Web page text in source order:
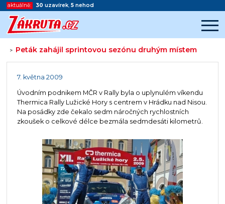
aktuálně: 30 uzavírek, 5 nehod
> Peták zahájil sprintovou sezónu druhým místem
Začátek reklamy
7. května 2009
Úvodním podnikem MČR v Rally byla o uplynulém víkendu
Thermica Rally Lužické Hory s centrem v Hrádku nad Nisou.
Na posádky zde čekalo sedm náročných rychlostních
zkoušek o celkové délce bezmála sedmdesáti kilometrů.